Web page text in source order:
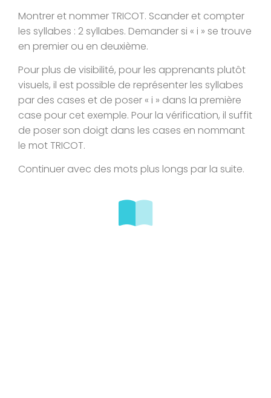
Montrer et nommer TRICOT. Scander et compter
les syllabes : 2 syllabes. Demander si « i » se trouve
en premier ou en deuxième.
Pour plus de visibilité, pour les apprenants plutôt
visuels, il est possible de représenter les syllabes
par des cases et de poser « i » dans la première
case pour cet exemple. Pour la vérification, il suffit
de poser son doigt dans les cases en nommant
le mot TRICOT.
Continuer avec des mots plus longs par la suite.